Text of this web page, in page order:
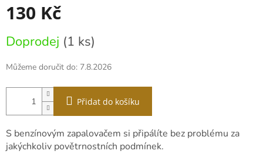
130 Kč
cena:
Doprodej (1 ks)
Můžeme doručit do: 7.8.2026
Přidat do košíku
S benzínovým zapalovačem si připálíte bez problému za
jakýchkoliv povětrnostních podmínek.